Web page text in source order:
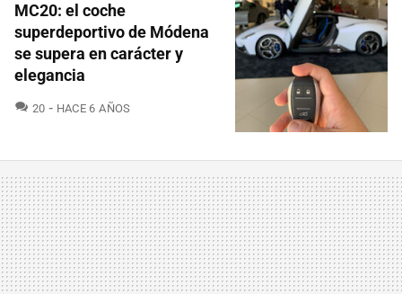
MC20: el coche
superdeportivo de Módena
se supera en carácter y
elegancia
20 COMENTARIOS
HACE 6 AÑOS